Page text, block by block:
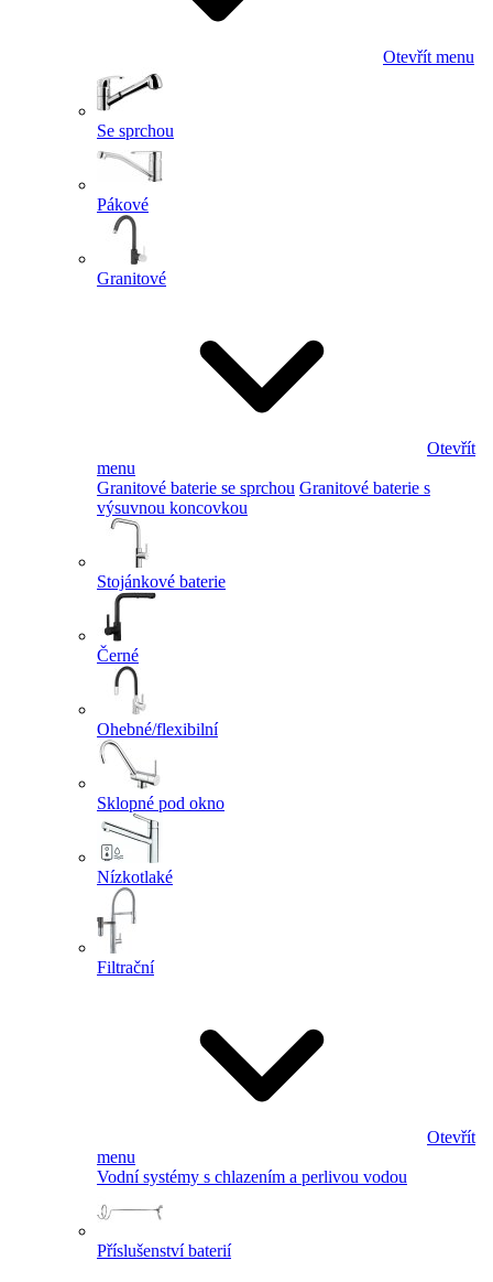
Otevřít menu
Se sprchou
Pákové
Granitové
Otevřít
menu
Granitové baterie se sprchou Granitové baterie s
výsuvnou koncovkou
Stojánkové baterie
Černé
Ohebné/flexibilní
Sklopné pod okno
Nízkotlaké
Filtrační
Otevřít
menu
Vodní systémy s chlazením a perlivou vodou
Příslušenství baterií